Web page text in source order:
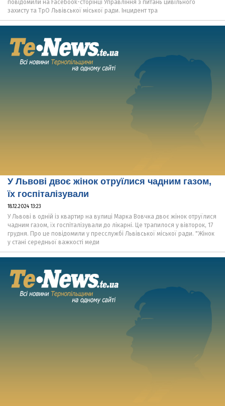
повідомили на Facebook-сторінці Управління з питань цивільного
захисту та ТрО Львівської міської ради. Інцидент тра
У Львові двоє жінок отруїлися чадним газом,
їх госпіталізували
18.12.2024 13:23
У Львові в одній із квартир на вулиці Марка Вовчка двоє жінок отруїлися
чадним газом, їх госпіталізували до лікарні. Це трапилося у вівторок, 17
грудня. Про це повідомили у пресслужбі Львівської міської ради. "Жінок
у стані середньої важкості меди